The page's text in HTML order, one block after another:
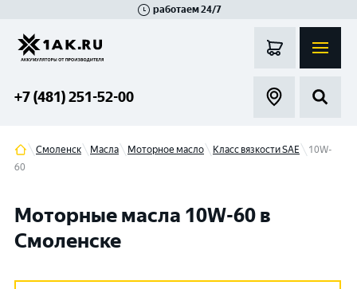
работаем 24/7
+7 (481) 251-52-00
Смоленск Масла Моторное масло Класс вязкости SAE
10W-
60
Моторные масла 10W-60 в
Смоленске
Гатчина